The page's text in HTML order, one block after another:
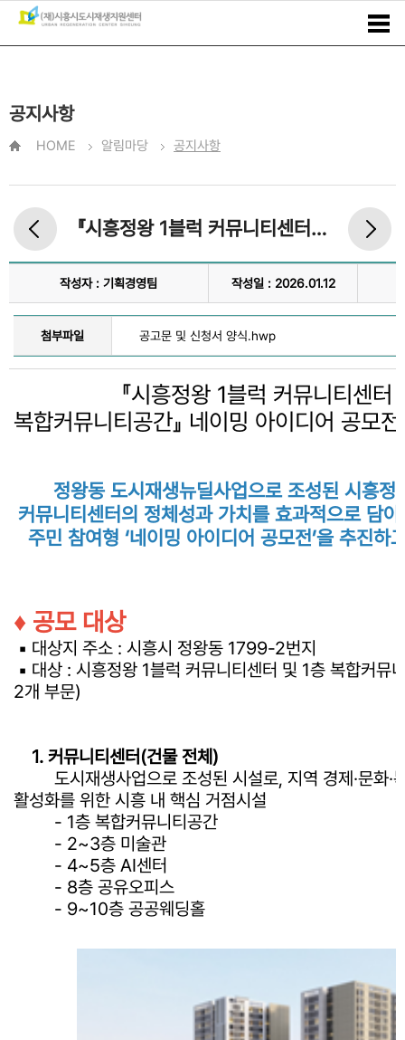
공지사항
HOME 알림마당 공지사항
『시흥정왕 1블럭 커뮤니티센터 및 1층 복합커뮤니티공간』 네이밍 아이디어 공모전
작성자 : 기획경영팀 작성일 : 2026.01.12
첨부파일 공고문 및 신청서 양식.hwp
『시흥정왕 1블럭 커뮤니티센터
복합커뮤니티공간』 네이밍 아이디어 공모전
정왕동 도시재생뉴딜사업으로 조성된 시흥정
커뮤니티센터의 정체성과 가치를 효과적으로 담
주민 참여형 ‘네이밍 아이디어 공모전’을 추진하
♦ 공모 대상
▪ 대상지 주소 : 시흥시 정왕동 1799-2번지
▪ 대상 : 시흥정왕 1블럭 커뮤니티센터 및 1층 복합커뮤
2개 부문)
1. 커뮤니티센터(건물 전체)
도시재생사업으로 조성된 시설로, 지역 경제·문화·
활성화를 위한 시흥 내 핵심 거점시설
- 1층 복합커뮤니티공간
- 2~3층 미술관
- 4~5층 AI센터
- 8층 공유오피스
- 9~10층 공공웨딩홀